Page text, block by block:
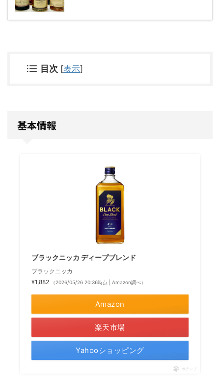
目次 [表示]
基本情報
ブラックニッカ ディープブレンド
ブラックニッカ
¥1,882
（2026/05/26 20:36時点 | Amazon調べ）
Amazon
楽天市場
Yahooショッピング
ポチップ